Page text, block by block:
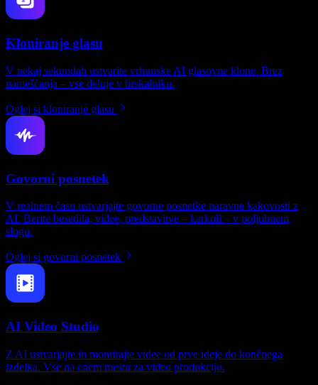
Kloniranje glasu
V nekaj sekundah ustvarite vrhunske AI glasovne klone. Brez
nameščanja – vse deluje v brskalniku.
Oglej si kloniranje glasu
Govorni posnetek
V realnem času ustvarjajte govorne posnetke naravne kakovosti z
AI. Berite besedila, videe, predstavitve – karkoli – v poljubnem
slogu.
Oglej si govorni posnetek
AI Video Studio
Z AI ustvarjajte in montirajte videe od prve ideje do končnega
izdelka. Vse na enem mestu za video produkcijo.